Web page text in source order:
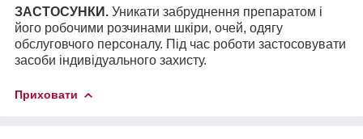
ЗАСТОСУНКИ. Уникати забруднення препаратом і
його робочими розчинами шкіри, очей, одягу
обслуговчого персоналу. Під час роботи застосовувати
засоби індивідуального захисту.
Приховати